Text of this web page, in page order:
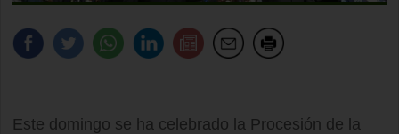
Este domingo se ha celebrado la Procesión de la